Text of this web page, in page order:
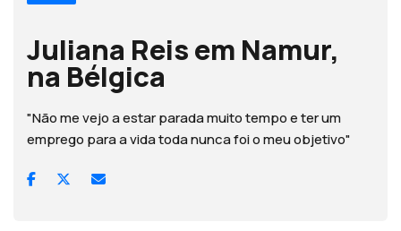
Juliana Reis em Namur,
na Bélgica
"Não me vejo a estar parada muito tempo e ter um
emprego para a vida toda nunca foi o meu objetivo"